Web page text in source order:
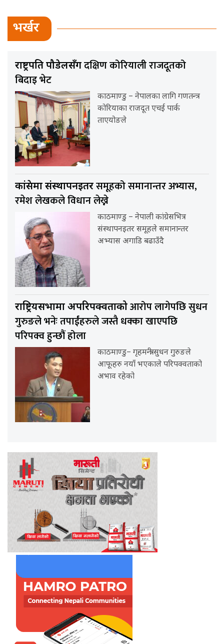
भर्खर
राष्ट्रपति पौडेलसँगदक्षिण कोरियाली राजदूतको
बिदाइ भेट
काठमाण्डु – नेपालका लागि गणतन्त्र
कोरियाका राजदूत एचई पार्क
ताएयोङले
कांग्रेसमा संस्थापनइतरसमूहको समानान्तर अभ्यास,
रमेश लेखकले विधान लेख्ने
काठमाण्डु – नेपाली कांग्रेसभित्र
संस्थापनइतर समूहले समानान्तर
अभ्यास अगाडि बढाउँदै
राष्ट्रियसभामा अपरिपक्वताकोआरोप लागेपछि सुधन
गुरुङले भनेः तपाईंहरुले जस्तै धक्का खाएपछि
परिपक्व हुन्छौं होला
काठमाण्डु– गृहमन्त्री सुधन गुरुङले
आफूहरु नयाँ भएकाले परिपक्वताको
अभाव रहेको